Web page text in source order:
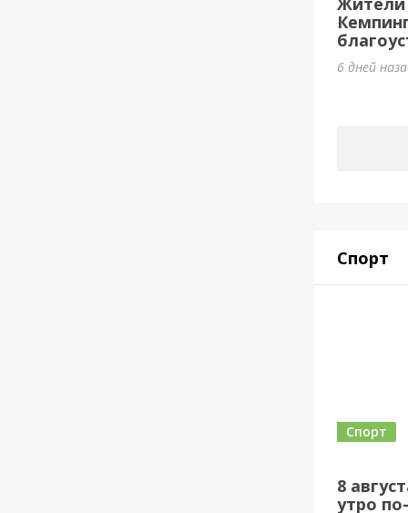
6 дней
Спорт
8
утро
Спорт